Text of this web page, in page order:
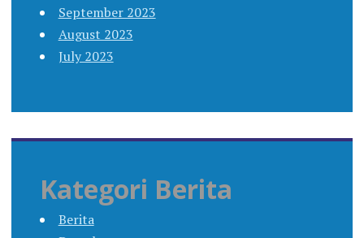
September 2023
August 2023
July 2023
Kategori Berita
Berita